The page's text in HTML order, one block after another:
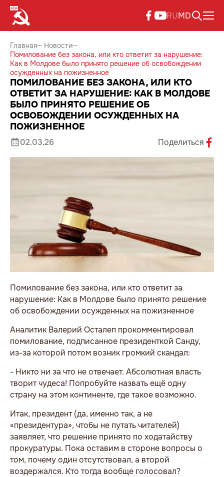
RUMD
Главная
Новости
Помилование без закона, или кто ответит за нарушение:
Как в Молдове было принято решение об освобождении
осужденных на пожизненное
ПОМИЛОВАНИЕ БЕЗ ЗАКОНА, ИЛИ КТО
ОТВЕТИТ ЗА НАРУШЕНИЕ: КАК В МОЛДОВЕ
БЫЛО ПРИНЯТО РЕШЕНИЕ ОБ
ОСВОБОЖДЕНИИ ОСУЖДЕННЫХ НА
ПОЖИЗНЕННОЕ
02.03.26 Поделиться
Помилование без закона, или кто ответит за
нарушение: Как в Молдове было принято решение
об освобождении осужденных на пожизненное
Аналитик Валерий Осталеп прокомментировал
помилование, подписанное президенткой Санду,
из-за которой потом возник громкий скандал:
- Никто ни за что не отвечает. Абсолютная власть
творит чудеса! Попробуйте назвать ещё одну
страну на этом континенте, где такое возможно.
Итак, президент (да, именно так, а не
«президентура», чтобы не путать читателей)
заявляет, что решение принято по ходатайству
прокуратуры. Пока оставим в стороне вопросы о
том, почему один отсутствовал, а второй
воздержался. Кто тогда вообще голосовал?